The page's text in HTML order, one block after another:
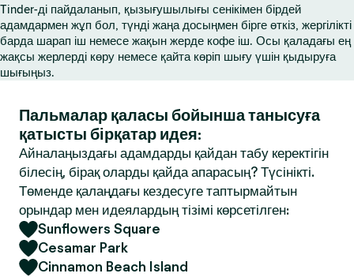
Tinder-ді пайдаланып, қызығушылығы сенікімен бірдей
адамдармен жұп бол, түнді жаңа досыңмен бірге өткіз, жергілікті
барда шарап іш немесе жақын жерде кофе іш. Осы қаладағы ең
жақсы жерлерді көру немесе қайта көріп шығу үшін қыдыруға
шығыңыз.
Пальмалар қаласы бойынша танысуға
қатысты бірқатар идея:
Айналаңыздағы адамдарды қайдан табу керектігін
білесің, бірақ оларды қайда апарасың? Түсінікті.
Төменде қалаңдағы кездесуге таптырмайтын
орындар мен идеялардың тізімі көрсетілген:
Sunflowers Square
Cesamar Park
Cinnamon Beach Island